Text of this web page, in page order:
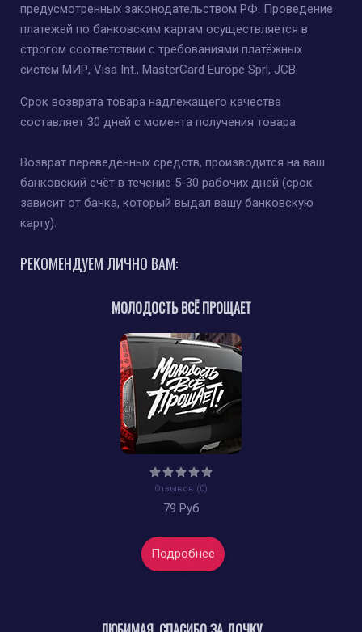
предусмотренных законодательством РФ. Проведение
платежей по банковским картам осуществляется в
строгом соответствии с требованиями платёжных
систем МИР, Visa Int., MasterCard Europe Sprl, JCB.
Срок возврата товара надлежащего качества
составляет 30 дней с момента получения товара.
Возврат переведённых средств, производится на ваш
банковский счёт в течение 5-30 рабочих дней (срок
зависит от банка, который выдал вашу банковскую
карту).
РЕКОМЕНДУЕМ ЛИЧНО ВАМ:
МОЛОДОСТЬ ВСЁ ПРОЩАЕТ
Отзывов (0)
79 Руб
Подробнее